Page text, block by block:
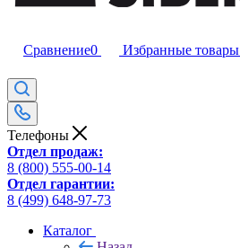
Сравнение0 Избранные товары
Телефоны
Отдел продаж:
8 (800) 555-00-14
Отдел гарантии:
8 (499) 648-97-73
Каталог